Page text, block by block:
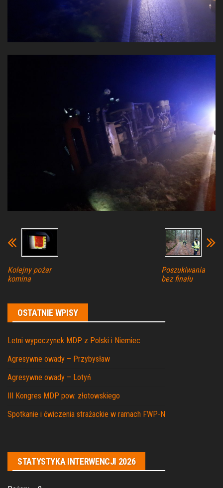
Kolejny pożar
komina
Poszukiwania
bez finału
OSTATNIE WPISY
Letni wypoczynek MDP z Polski i Niemiec
Agresywne owady – Przybysław
Agresywne owady – Lotyń
III Kongres MDP pow. złotowskiego
Spotkanie i ćwiczenia strażackie w ramach FWP-N
STATYSTYKA INTERWENCJI 2026